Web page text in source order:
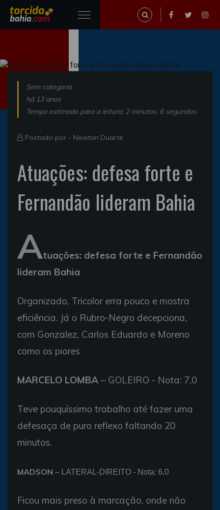
Sem categoria
há 13 anos
Tempo estimado para a leitura: 2 minutos, 6 segundos.
Postado por - Newton Duarte
Atuações: defesa forte e
Fernandão lideram Bahia
Atuações: defesa forte e Fernandão
lideram Bahia
Organizado, Tricolor erra pouco e mostra
eficiência. Já o Rubro-Negro decepciona,
com Gonzalez, Carlos Eduardo e Moreno
como os piores
MARCELO LOMBA – GOLEIRO - Nota: 7,0
Teve pouquíssimo trabalho até fazer uma
defesaça de puro reflexo faltando 20
minutos.
MADSON – LATERAL-DIREITO - Nota: 6,0
Ficou mais preso à marcação, onde não